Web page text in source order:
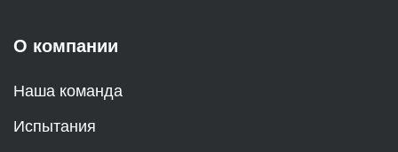
О компании
Наша команда
Испытания